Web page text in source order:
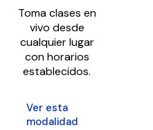
Toma clases en
vivo desde
cualquier lugar
con horarios
establecidos.
Ver esta
modalidad